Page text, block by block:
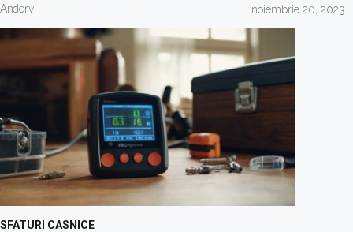
Anderv noiembrie 20, 2023
SFATURI CASNICE